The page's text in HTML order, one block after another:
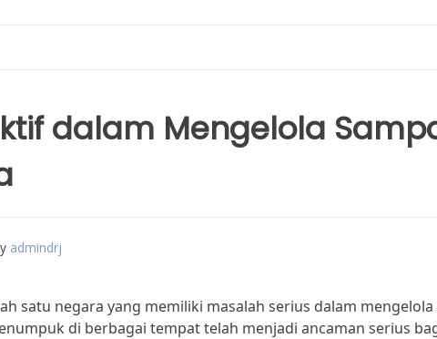
dalam Mengelola
admindrj
satu negara yang memiliki masalah serius dalam
di berbagai tempat telah menjadi ancaman serius